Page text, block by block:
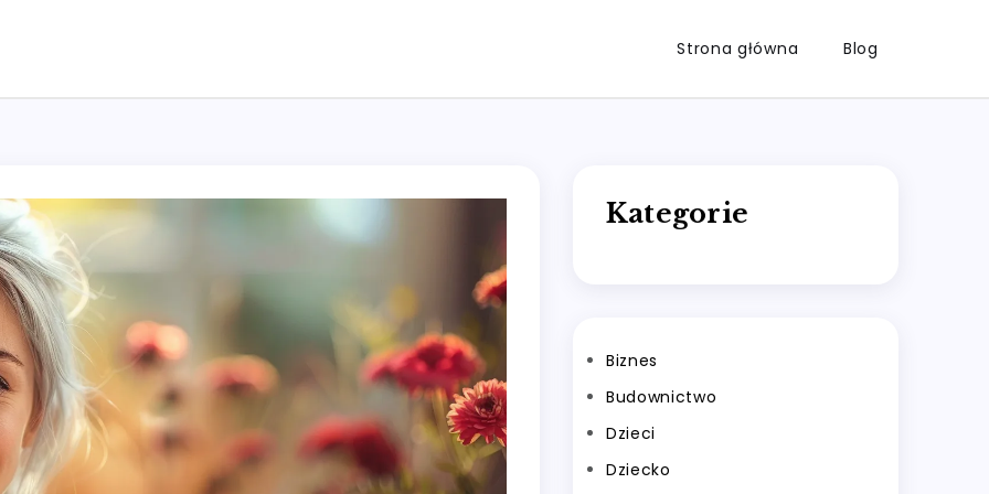
Strona główna Blog
Kategorie
Biznes
Budownictwo
Dzieci
Dziecko